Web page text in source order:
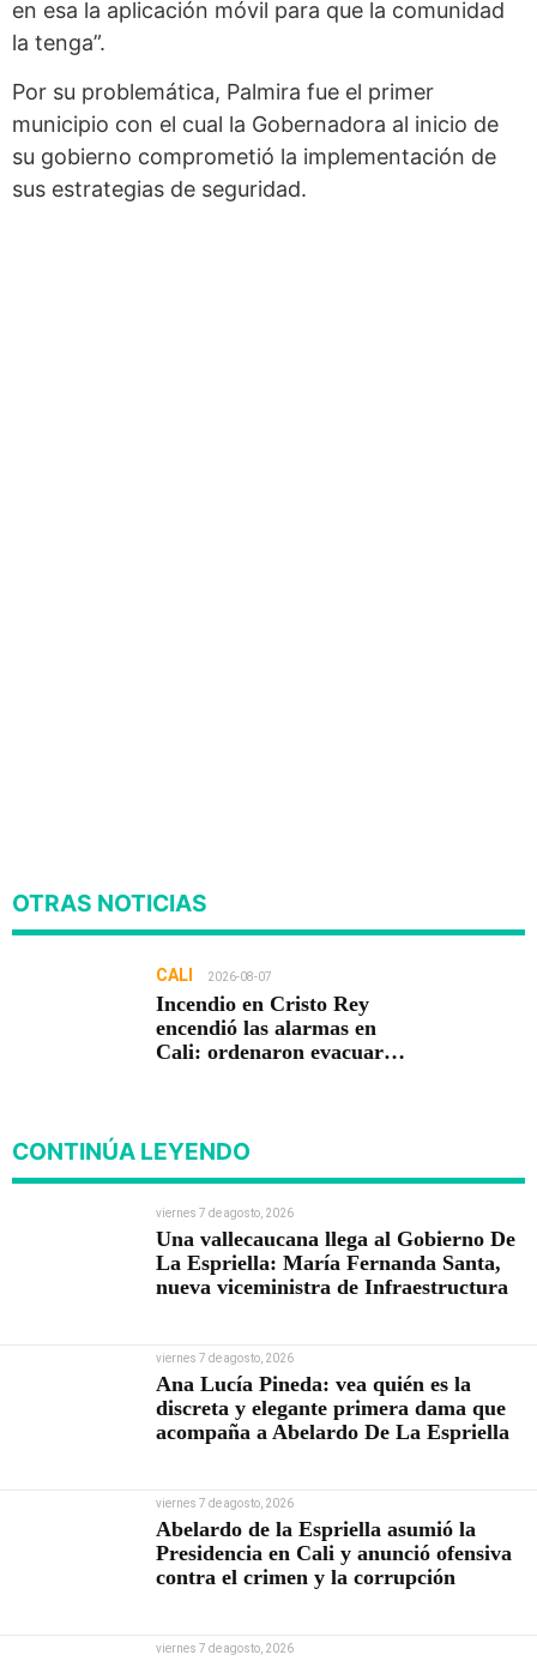
en esa la aplicación móvil para que la comunidad
la tenga”.
Por su problemática, Palmira fue el primer
municipio con el cual la Gobernadora al inicio de
su gobierno comprometió la implementación de
sus estrategias de seguridad.
OTRAS NOTICIAS
CALI 2026-08-07
Incendio en Cristo Rey
encendió las alarmas en
Cali: ordenaron evacuar
CONTINÚA LEYENDO
viernes 7 de agosto, 2026
Una vallecaucana llega al Gobierno De
La Espriella: María Fernanda Santa,
nueva viceministra de Infraestructura
viernes 7 de agosto, 2026
Ana Lucía Pineda: vea quién es la
discreta y elegante primera dama que
acompaña a Abelardo De La Espriella
viernes 7 de agosto, 2026
Abelardo de la Espriella asumió la
Presidencia en Cali y anunció ofensiva
contra el crimen y la corrupción
viernes 7 de agosto, 2026